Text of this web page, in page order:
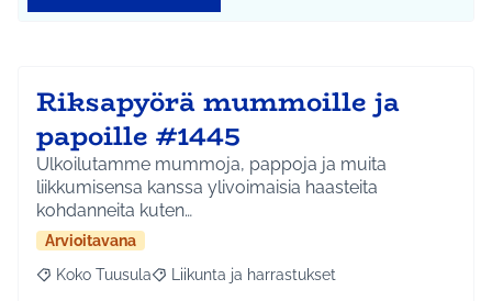
Riksapyörä mummoille ja
papoille #1445
Ulkoilutamme mummoja, pappoja ja muita
liikkumisensa kanssa ylivoimaisia haasteita
kohdanneita kuten…
Arvioitavana
Rajaa tulokset aihepiirin mukaan: Koko Tuusula
Koko Tuusula Rajaa tulokset teeman mukaan: Liikunta ja
Liikunta ja harrastukset